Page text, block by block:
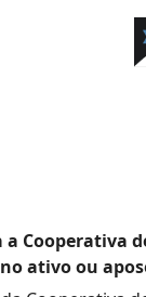
a Cooperativa
no ativo ou